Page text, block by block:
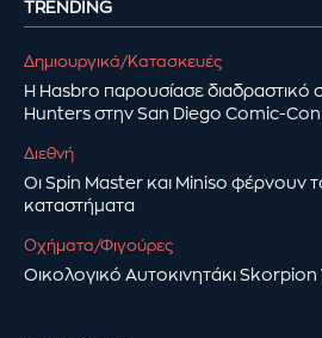
TRENDING
Δημιουργικά/Κατασκευές
Η Hasbro παρουσίασε διαδραστικό
Hunters στην San Diego Comic-Con
Διεθνή
Οι Spin Master και Miniso φέρνουν
καταστήματα
Οχήματα/Φιγούρες
Οικολογικό Αυτοκινητάκι